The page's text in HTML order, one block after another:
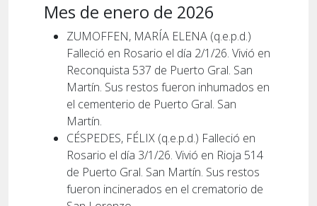
Mes de enero de 2026
ZUMOFFEN, MARÍA ELENA (q.e.p.d.)
Falleció en Rosario el día 2/1/26. Vivió en
Reconquista 537 de Puerto Gral. San
Martín. Sus restos fueron inhumados en
el cementerio de Puerto Gral. San
Martín.
CÉSPEDES, FÉLIX (q.e.p.d.) Falleció en
Rosario el día 3/1/26. Vivió en Rioja 514
de Puerto Gral. San Martín. Sus restos
fueron incinerados en el crematorio de